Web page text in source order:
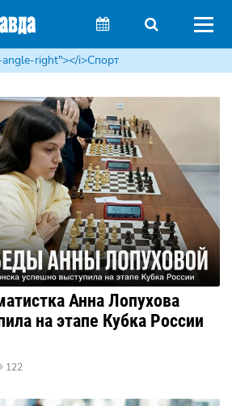
right"></i>Спорт
Анна Лопухова
на этапе Кубка России
122